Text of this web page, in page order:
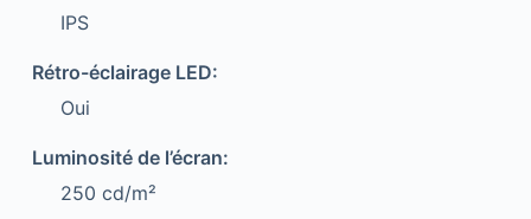
IPS
Rétro-éclairage LED:
Oui
Luminosité de l’écran:
250 cd/m²